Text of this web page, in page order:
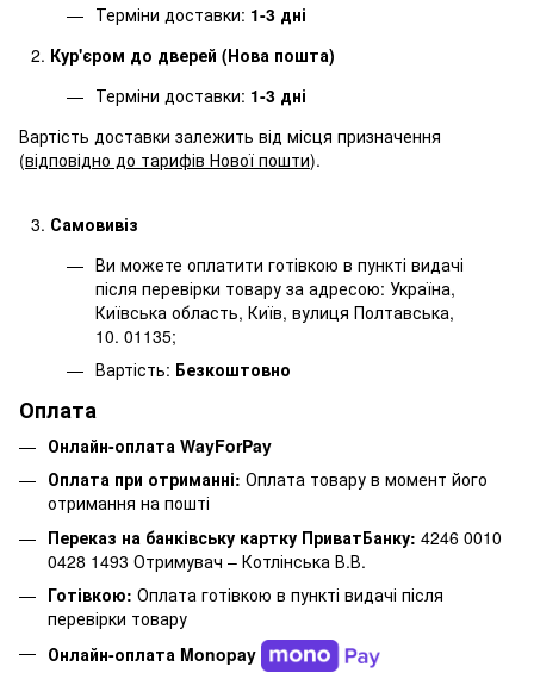
Терміни доставки: 1-3 дні
Кур'єром до дверей (Нова пошта)
Терміни доставки: 1-3 дні
Вартість доставки залежить від місця призначення
(відповідно до тарифів Нової пошти).
Самовивіз
Ви можете оплатити готівкою в пункті видачі
після перевірки товару за адресою: Україна,
Київська область, Київ, вулиця Полтавська,
10. 01135;
Вартість: Безкоштовно
Оплата
Онлайн-оплата WayForPay
Оплата при отриманні: Оплата товару в момент його
отримання на пошті
Переказ на банківську картку ПриватБанку: 4246 0010
0428 1493 Отримувач – Котлінська В.В.
Готівкою: Оплата готівкою в пункті видачі після
перевірки товару
Онлайн-оплата Monopay